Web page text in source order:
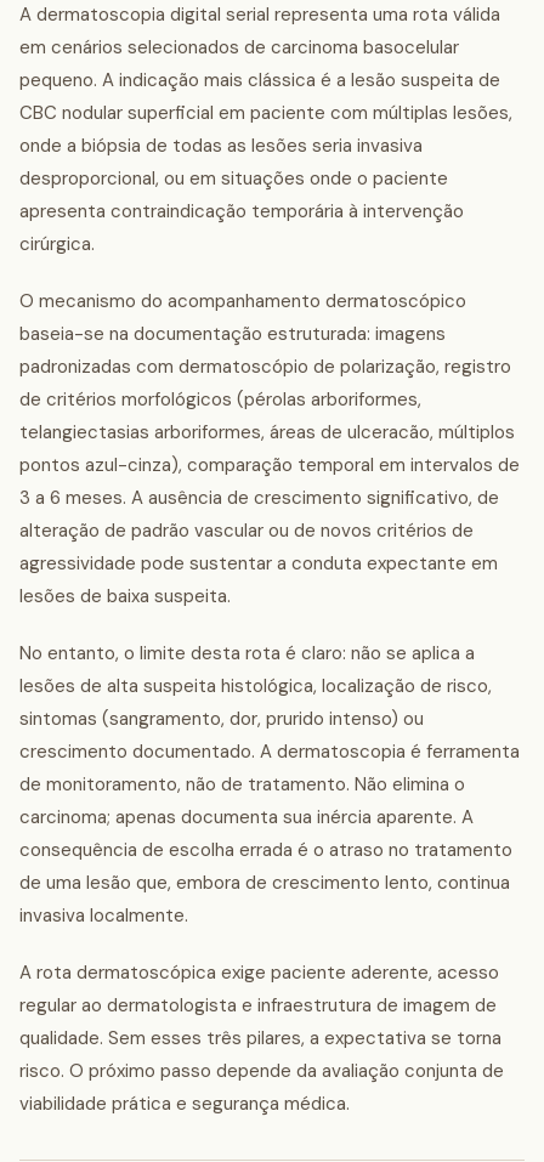
A dermatoscopia digital serial representa uma rota válida
em cenários selecionados de carcinoma basocelular
pequeno. A indicação mais clássica é a lesão suspeita de
CBC nodular superficial em paciente com múltiplas lesões,
onde a biópsia de todas as lesões seria invasiva
desproporcional, ou em situações onde o paciente
apresenta contraindicação temporária à intervenção
cirúrgica.
O mecanismo do acompanhamento dermatoscópico
baseia-se na documentação estruturada: imagens
padronizadas com dermatoscópio de polarização, registro
de critérios morfológicos (pérolas arboriformes,
telangiectasias arboriformes, áreas de ulceracão, múltiplos
pontos azul-cinza), comparação temporal em intervalos de
3 a 6 meses. A ausência de crescimento significativo, de
alteração de padrão vascular ou de novos critérios de
agressividade pode sustentar a conduta expectante em
lesões de baixa suspeita.
No entanto, o limite desta rota é claro: não se aplica a
lesões de alta suspeita histológica, localização de risco,
sintomas (sangramento, dor, prurido intenso) ou
crescimento documentado. A dermatoscopia é ferramenta
de monitoramento, não de tratamento. Não elimina o
carcinoma; apenas documenta sua inércia aparente. A
consequência de escolha errada é o atraso no tratamento
de uma lesão que, embora de crescimento lento, continua
invasiva localmente.
A rota dermatoscópica exige paciente aderente, acesso
regular ao dermatologista e infraestrutura de imagem de
qualidade. Sem esses três pilares, a expectativa se torna
risco. O próximo passo depende da avaliação conjunta de
viabilidade prática e segurança médica.